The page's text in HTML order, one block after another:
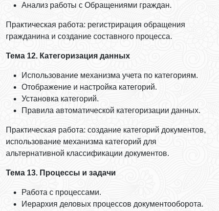
Анализ работы с Обращениями граждан.
Практическая работа: регистрирация обращения
гражданина и создание составного процесса.
Тема 12. Категоризация данных
Использование механизма учета по категориям.
Отображение и настройка категорий.
Установка категорий.
Правила автоматической категоризации данных.
Практическая работа: создание категорий документов,
использование механизма категорий для
альтернативной классификации документов.
Тема 13. Процессы и задачи
Работа с процессами.
Иерархия деловых процессов документооборота.